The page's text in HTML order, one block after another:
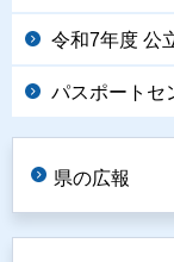
令和7年度 公
パスポートセ
県の広報